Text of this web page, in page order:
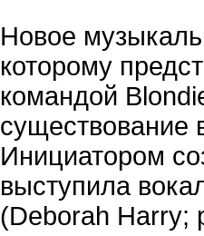
Новое
которому
командой
существование
Инициатором
выступила
(Deborah Harry;